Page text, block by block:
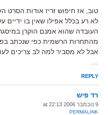
טוב, אז חיפוש זריז אודות
לא רע בכלל אפילו שאין בו ידיים
העובדה שהוא אמנם הוקרן
מהתחרות הרשמית כפי שנכתב
אבל לא מסביר למה לב צריכים
REPLY
רד פיש
9 נובמבר 2006 at 22:13
PERMALINK